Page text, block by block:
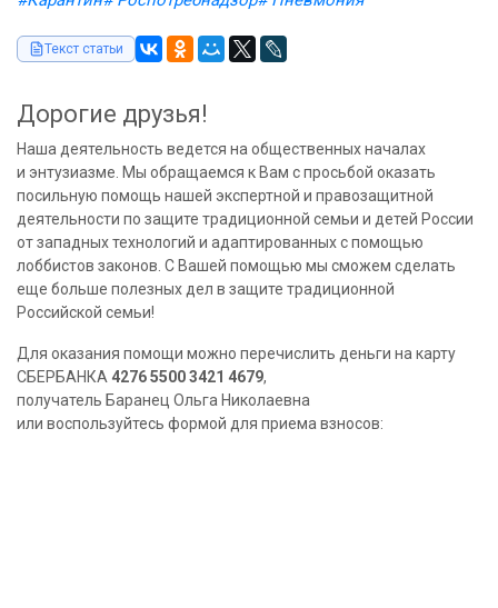
Текст статьи
Дорогие друзья!
Наша деятельность ведется на общественных началах
и энтузиазме. Мы обращаемся к Вам с просьбой оказать
посильную помощь нашей экспертной и правозащитной
деятельности по защите традиционной семьи и детей России
от западных технологий и адаптированных с помощью
лоббистов законов. С Вашей помощью мы сможем сделать
еще больше полезных дел в защите традиционной
Российской семьи!
Для оказания помощи можно перечислить деньги на карту
СБЕРБАНКА 4276 5500 3421 4679,
получатель Баранец Ольга Николаевна
или воспользуйтесь формой для приема взносов: